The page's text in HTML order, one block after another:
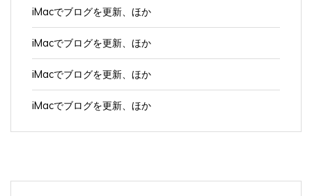
iMacでブログを更新、ほか
iMacでブログを更新、ほか
iMacでブログを更新、ほか
iMacでブログを更新、ほか